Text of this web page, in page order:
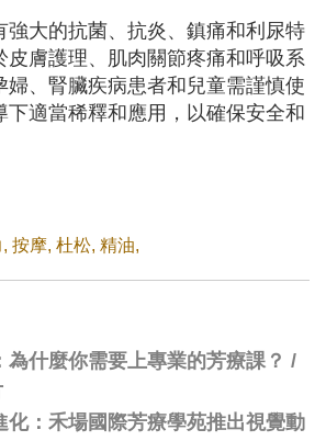
強大的抗菌、抗炎、鎮痛和利尿特
皮膚護理、肌肉關節疼痛和呼吸系
婦、腎臟疾病患者和兒童需謹慎使
下適當稀釋和應用，以確保安全和
, 按摩, 杜松, 精油,
為什麼你需要上專業的芳療課？ /
化：禾場國際芳療學苑推出視覺動